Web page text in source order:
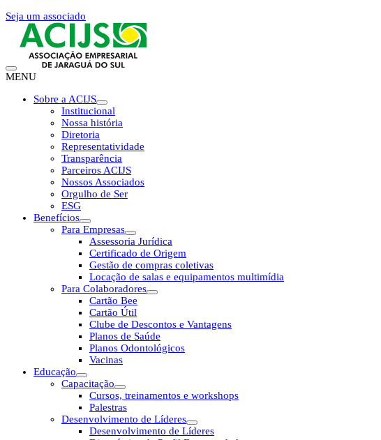
Seja um associado
MENU
Sobre a ACIJS
Institucional
Nossa história
Diretoria
Representatividade
Transparência
Parceiros ACIJS
Nossos Associados
Orgulho de Ser
ESG
Benefícios
Para Empresas
Assessoria Jurídica
Certificado de Origem
Gestão de compras coletivas
Locação de salas e equipamentos multimídia
Para Colaboradores
Cartão Bee
Cartão Útil
Clube de Descontos e Vantagens
Planos de Saúde
Planos Odontológicos
Vacinas
Educação
Capacitação
Cursos, treinamentos e workshops
Palestras
Desenvolvimento de Líderes
Desenvolvimento de Líderes